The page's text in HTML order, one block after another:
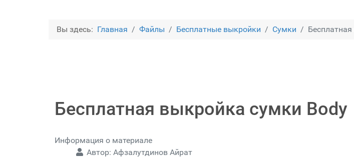
Вы здесь: Главная Файлы Бесплатные выкройки Сумки
Бесплатная выкройка сумки Body
Информация о материале
Автор: Афзалутдинов Айрат